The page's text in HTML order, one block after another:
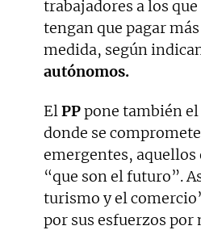
trabajadores a los
tengan que pagar
medida, según
autónomos.
ElPPpone también
donde se
emergentes, aquellos
“que son el futuro”.
turismo y el
por sus esfuerzos